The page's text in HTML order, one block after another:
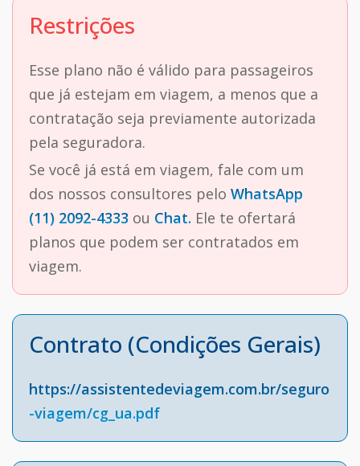
Restrições
Esse plano não é válido para passageiros
que já estejam em viagem, a menos que a
contratação seja previamente autorizada
pela seguradora.
Se você já está em viagem, fale com um
dos nossos consultores pelo WhatsApp
(11) 2092-4333 ou Chat. Ele te ofertará
planos que podem ser contratados em
viagem.
Contrato (Condições Gerais)
https://assistentedeviagem.com.br/seguro
-viagem/cg_ua.pdf